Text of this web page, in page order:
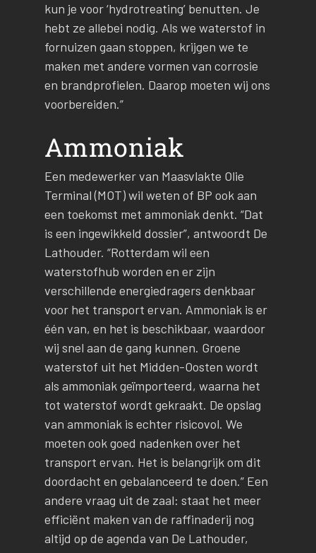
kun je voor ‘hydrotreating’ benutten. Je
hebt ze allebei nodig. Als we waterstof in
fornuizen gaan stoppen, krijgen we te
maken met andere vormen van corrosie
en brandprofielen. Daarop moeten wij ons
voorbereiden.”
Ammoniak
Een medewerker van Maasvlakte Olie
Terminal (MOT) wil weten of BP ook aan
een toekomst met ammoniak denkt. “Dat
is een ingewikkeld dossier”, antwoordt De
Lathouder. “Rotterdam wil een
waterstofhub worden en er zijn
verschillende energiedragers denkbaar
voor het transport ervan. Ammoniak is er
één van, en het is beschikbaar, waardoor
wij snel aan de gang kunnen. Groene
waterstof uit het Midden-Oosten wordt
als ammoniak geïmporteerd, waarna het
tot waterstof wordt gekraakt. De opslag
van ammoniak is echter risicovol. We
moeten ook goed nadenken over het
transport ervan. Het is belangrijk om dit
doordacht en gebalanceerd te doen.” Een
andere vraag uit de zaal: staat het meer
efficiënt maken van de raffinaderij nog
altijd op de agenda van De Lathouder,